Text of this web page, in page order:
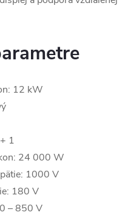
12 kW
1
24 000 W
1000 V
180 V
– 850 V